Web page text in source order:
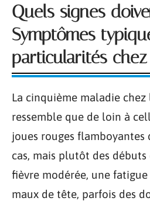
Quels signes
Symptômes
particularités
La cinquième maladie chez
ressemble que de loin à
joues rouges flamboyantes
cas, mais plutôt des
fièvre modérée, une fatigue
maux de tête, parfois des